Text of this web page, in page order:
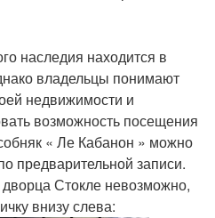
наследия находится в
владельцы понимают
недвижимости и
возможность посещения
« Ле Кабанон » можно
предварительной записи.
Стокле невозможно,
внизу слева: